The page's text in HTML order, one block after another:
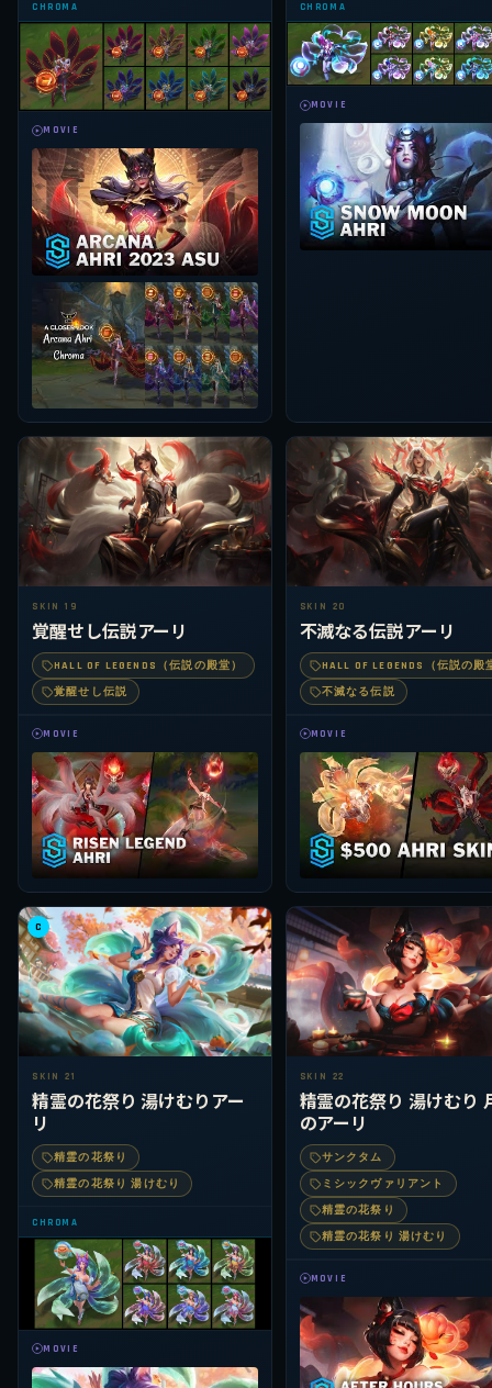
CHROMA
MOVIE
CHROMA
MOVIE
SKIN 19
覚醒せし伝説アーリ
HALL OF LEGENDS（伝説の殿堂）
覚醒せし伝説
MOVIE
SKIN 20
不滅なる伝説アーリ
HALL OF LEGENDS（伝説の殿
不滅なる伝説
MOVIE
C
SKIN 21
精霊の花祭り 湯けむりアー
リ
精霊の花祭り
精霊の花祭り 湯けむり
CHROMA
MOVIE
SKIN 22
精霊の花祭り 湯けむり
のアーリ
サンクタム
ミシックヴァリアント
精霊の花祭り
精霊の花祭り 湯けむり
MOVIE